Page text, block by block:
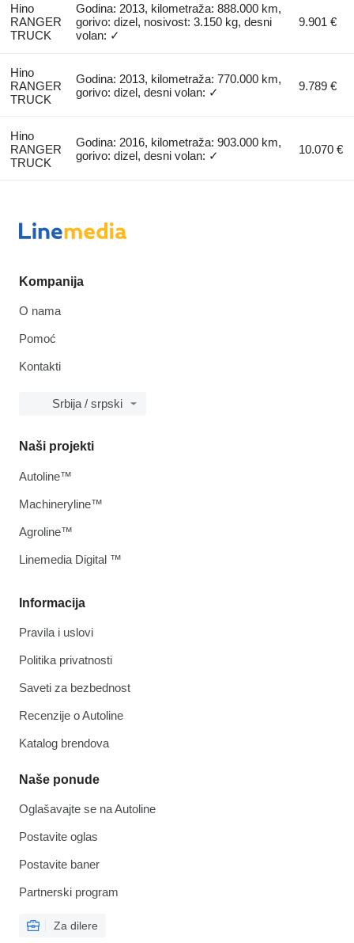
Hino
RANGER
TRUCK
Godina: 2013, kilometraža: 888.000 km,
gorivo: dizel, nosivost: 3.150 kg, desni
volan: ✓
9.901 €
Hino
RANGER
TRUCK
Godina: 2013, kilometraža: 770.000 km,
gorivo: dizel, desni volan: ✓
9.789 €
Hino
RANGER
TRUCK
Godina: 2016, kilometraža: 903.000 km,
gorivo: dizel, desni volan: ✓
10.070 €
Kompanija
O nama
Pomoć
Kontakti
Srbija / srpski
Informacija
Pravila i uslovi
Politika privatnosti
Saveti za bezbednost
Recenzije o Autoline
Katalog brendova
Naše ponude
Oglašavajte se na Autoline
Postavite oglas
Postavite baner
Partnerski program
Za dilere
Naši projekti
Autoline™
Machineryline™
Agroline™
Linemedia Digital ™